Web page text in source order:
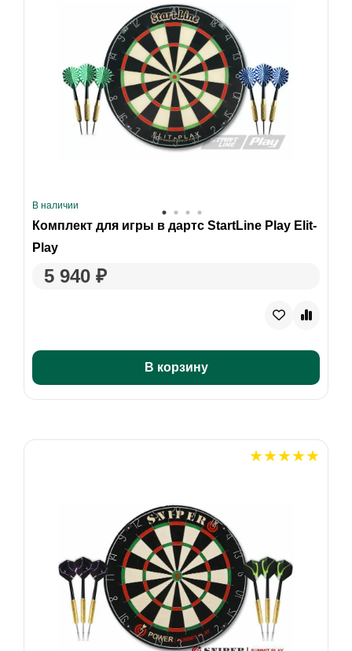
В наличии
Комплект для игры в дартс StartLine Play Elit-
Play
5 940 ₽
В корзину